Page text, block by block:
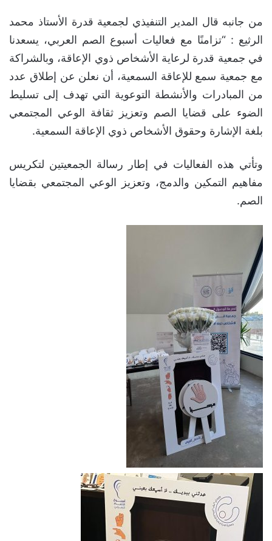
من جانبه قال المدير التنفيذي لجمعية قدرة الأستاذ محمد
الرثيع : “تزامنًا مع فعاليات أسبوع الصم العربي، يسعدنا
في جمعية قدرة لرعاية الأشخاص ذوي الإعاقة، وبالشراكة
مع جمعية سمع للإعاقة السمعية، أن نعلن عن إطلاق عدد
من المبادرات والأنشطة التوعوية التي تهدف إلى تسليط
الضوء على قضايا الصم وتعزيز ثقافة الوعي المجتمعي
بلغة الإشارة وحقوق الأشخاص ذوي الإعاقة السمعية.
وتأتي هذه الفعاليات في إطار رسالة الجمعيتين لتكريس
مفاهيم التمكين والدمج، وتعزيز الوعي المجتمعي بقضايا
الصم.